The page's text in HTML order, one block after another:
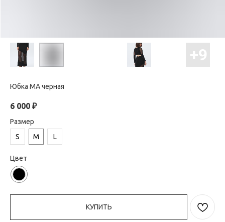
Юбка МА черная
6 000 ₽
Размер
S
M L
Цвет
КУПИТЬ